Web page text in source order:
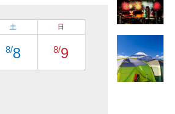
土
8/8
日
8/9